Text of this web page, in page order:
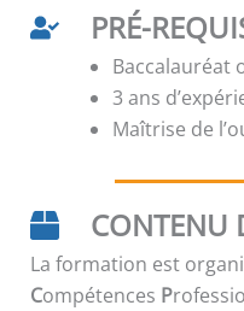
PRÉ-
Baccalauréat
3 ans
Maîtrise de
CONTENU
La formation est
Compétences P